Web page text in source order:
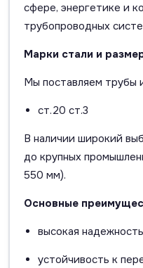
сфере, энергетике и
трубопроводных
Марки стали и
Мы поставляем трубы
ст.20 ст.3
В наличии широкий
до крупных
550 мм).
Основные
высокая
устойчивость к